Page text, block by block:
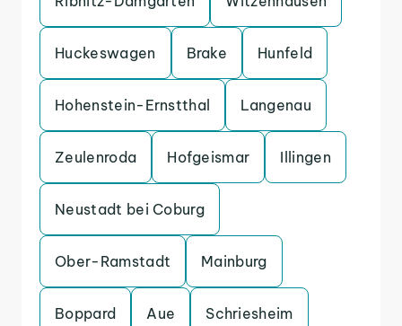
Huckeswagen Brake Hunfeld
Hohenstein-Ernstthal Langenau
Zeulenroda Hofgeismar Illingen
Neustadt bei Coburg
Ober-Ramstadt Mainburg
Boppard Aue Schriesheim